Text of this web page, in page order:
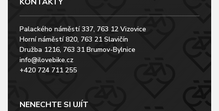
Palackého náměstí 337, 763 12 Vizovice
Horní náměstí 820, 763 21 Slavičín
Družba 1216, 763 31 Brumov-Bylnice
info@ilovebike.cz
+420 724 711 255
NENECHTE SI UJÍT